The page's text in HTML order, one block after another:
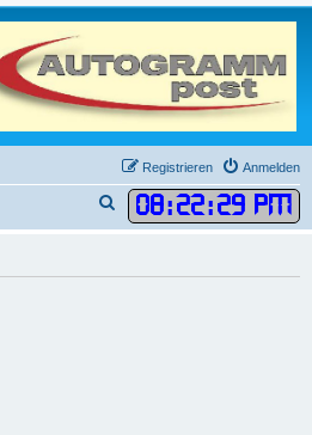
Anmelden
Registrieren
08:22:29 PM
u